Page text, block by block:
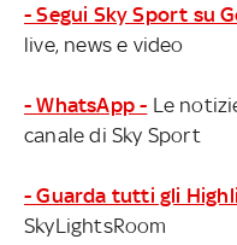
- Segui Sky Sport su
live, news e video
- WhatsApp - Le
canale di Sky Sport
- Guarda tutti gli
SkyLightsRoom